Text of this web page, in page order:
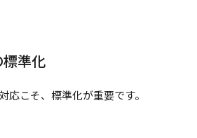
準化
応こそ、標準化が重要です。